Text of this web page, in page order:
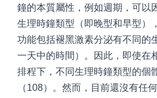
鐘的本質屬性，例如週期，可以
生理時鐘類型（即晚型和早型）
功能包括褪黑激素分泌有不同的
一天中的時間）。因此，即使在
排程下，不同生理時鐘類型的個
（108）。然而，目前還沒有任